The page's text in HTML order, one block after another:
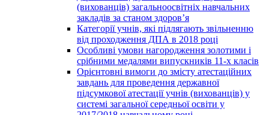
(вихованців) загальноосвітніх навчальних
закладів за станом здоров’я
Категорії учнів, які підлягають звільненню
від проходження ДПА в 2018 році
Особливі умови нагородження золотими і
срібними медалями випускників 11-х класів
Орієнтовні вимоги до змісту атестаційних
завдань для проведення державної
підсумкової атестації учнів (вихованців) у
системі загальної середньої освіти у